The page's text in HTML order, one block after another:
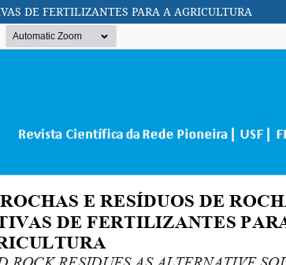
DE FERTILIZANTES PARA A AGRICULTURA